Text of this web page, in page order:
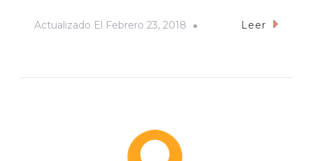
Actualizado El Febrero 23, 2018 Leer